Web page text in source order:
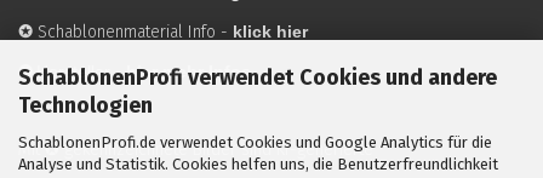
SchablonenProfi verwendet Cookies und andere
Technologien
SchablonenProfi.de verwendet Cookies und Google Analytics für die
Analyse und Statistik. Cookies helfen uns, die Benutzerfreundlichkeit
✪ Schablonenmaterial Info - klick hier
✪Hersteller-hier mehr Infos
Mit ✪ gekennzeichnete Bilder sind KI-generierte